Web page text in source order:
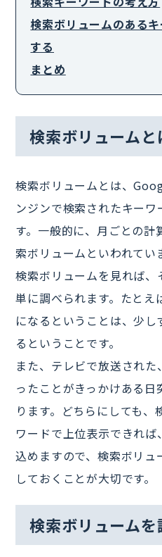
検索ボリュームのある
する
まとめ
検索ボリュームと
検索ボリュームとは、
ンジンで検索されたキー
す。一般的に、月ごとの
索ボリュームといわれてい
検索ボリュームを見れば
単に調べられます。たとえ
になるということは、少
るということです。
また、テレビで放送され
ったことがきっかけある
ります。どちらにしても
ワードで上位表示できれ
込めますので、検索ボリ
しておくことが大切です。
検索ボリューム